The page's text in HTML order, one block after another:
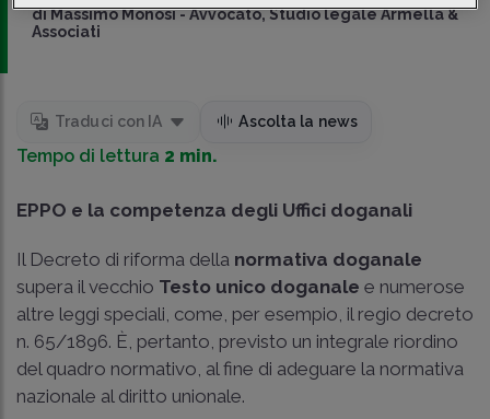
diMassimo Monosi-Avvocato, Studio legale Armella &
Associati
Traduci con IA Ascolta la news
Tempo di lettura 2 min.
EPPO e la competenza degli Uffici doganali
Il Decreto di riforma della normativa doganale
supera il vecchio Testo unico doganale e numerose
altre leggi speciali, come, per esempio, il regio decreto
n. 65/1896. È, pertanto, previsto un integrale riordino
del quadro normativo, al fine di adeguare la normativa
nazionale al diritto unionale.